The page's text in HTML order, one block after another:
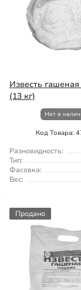
Известь
(13 кг)
Нет в
Код Товара:
Разновидность:
Тип:
Фасовка:
Вес:
Продано